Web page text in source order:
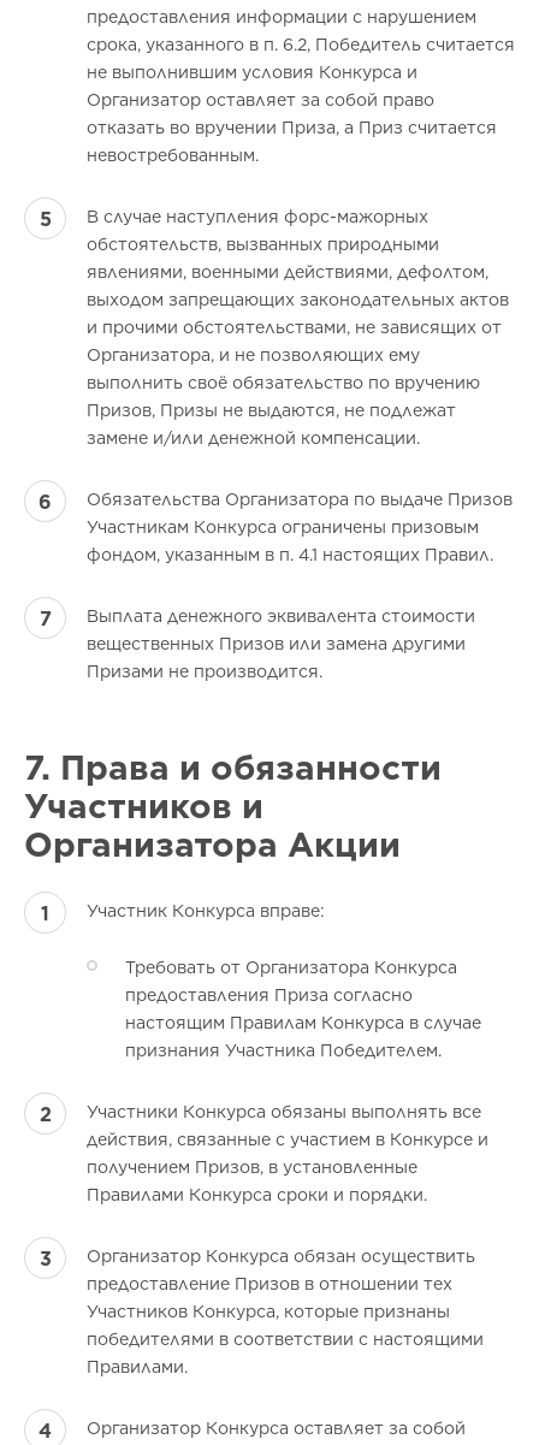
предоставления информации с нарушением
срока, указанного в п. 6.2, Победитель считается
не выполнившим условия Конкурса и
Организатор оставляет за собой право
отказать во вручении Приза, а Приз считается
невостребованным.
В случае наступления форс-мажорных
обстоятельств, вызванных природными
явлениями, военными действиями, дефолтом,
выходом запрещающих законодательных актов
и прочими обстоятельствами, не зависящих от
Организатора, и не позволяющих ему
выполнить своё обязательство по вручению
Призов, Призы не выдаются, не подлежат
замене и/или денежной компенсации.
Обязательства Организатора по выдаче Призов
Участникам Конкурса ограничены призовым
фондом, указанным в п. 4.1 настоящих Правил.
Выплата денежного эквивалента стоимости
вещественных Призов или замена другими
Призами не производится.
7. Права и обязанности
Участников и
Организатора Акции
Участник Конкурса вправе:
Требовать от Организатора Конкурса
предоставления Приза согласно
настоящим Правилам Конкурса в случае
признания Участника Победителем.
Участники Конкурса обязаны выполнять все
действия, связанные с участием в Конкурсе и
получением Призов, в установленные
Правилами Конкурса сроки и порядки.
Организатор Конкурса обязан осуществить
предоставление Призов в отношении тех
Участников Конкурса, которые признаны
победителями в соответствии с настоящими
Правилами.
Организатор Конкурса оставляет за собой